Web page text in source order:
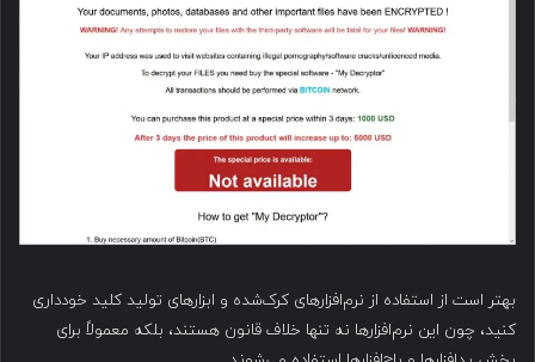
بهتر است از استفاده از نرم‌افزارهای کرک‌شده و ابزارهای تولید کلید خودداری
کنید، چون این نرم‌افزارها نه تنها خلاف قانون هستند، بلکه معمولاً برای